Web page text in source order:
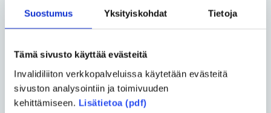
Suostumus Yksityiskohdat Tietoja
Tämä sivusto käyttää evästeitä
Invalidiliiton verkkopalveluissa käytetään evästeitä
sivuston analysointiin ja toimivuuden
kehittämiseen. Lisätietoa (pdf)
Uuden yhdistäminen vanhaan
Rakennuksen esteettömyys oli jo
suunnittelutavoitteista. Kansainväliset mitat
täyttävänä monitoimiareenana sen tuli soveltua